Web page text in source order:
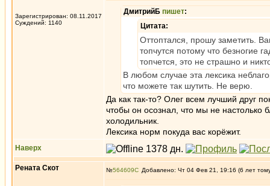
Зарегистрирован: 08.11.2017
Суждений: 1140
ДмитрийБ пишет:
Цитата:
Оттоптался, прошу заметить.
топчутся потому что безногие
топчется, это не страшно и
В любом случае эта лексика
что можете так шутить. Не верю.
Да как так-то? Олег всем лучший друг
чтобы он осознал, что мы не настолько
холодильник.
Лексика норм покуда вас корёжит.
Наверх
Рената Скот №564609 Добавлено: Чт 04 Фев 21, 19:16 (6 лет